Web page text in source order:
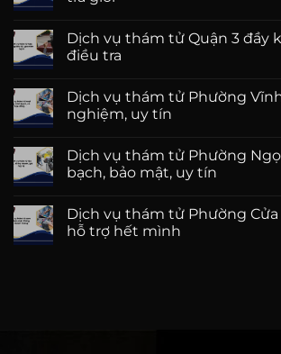
Dịch vụ thám tử Quận 3 đầy
điều tra
Dịch vụ thám tử Phường
nghiệm, uy tín
Dịch vụ thám tử Phường
bạch, bảo mật, uy tín
Dịch vụ thám tử Phường
hỗ trợ hết mình